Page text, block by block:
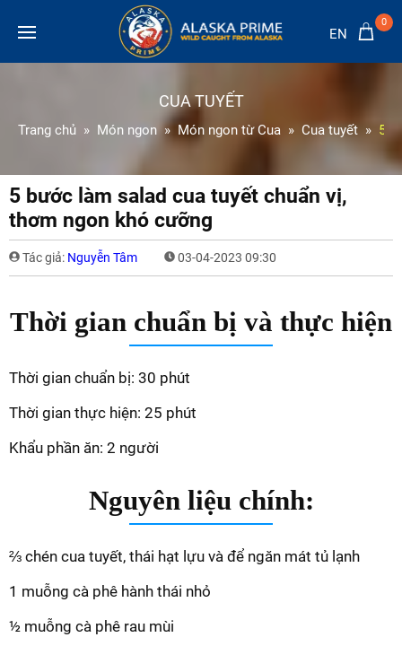
EN
0
CUA TUYẾT
Trang chủ Món ngon Món ngon từ Cua Cua tuyết 5
5 bước làm salad cua tuyết chuẩn vị,
thơm ngon khó cưỡng
Tác giả: Nguyễn Tâm 03-04-2023 09:30
Thời gian chuẩn bị và thực hiện
Thời gian chuẩn bị: 30 phút
Thời gian thực hiện: 25 phút
Khẩu phần ăn: 2 người
Nguyên liệu chính:
⅔ chén cua tuyết, thái hạt lựu và để ngăn mát tủ lạnh
1 muỗng cà phê hành thái nhỏ
½ muỗng cà phê rau mùi